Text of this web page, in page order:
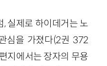
실제로 하이데거는 노
심을 가졌다(2권 372
지에서는 장자의 무용